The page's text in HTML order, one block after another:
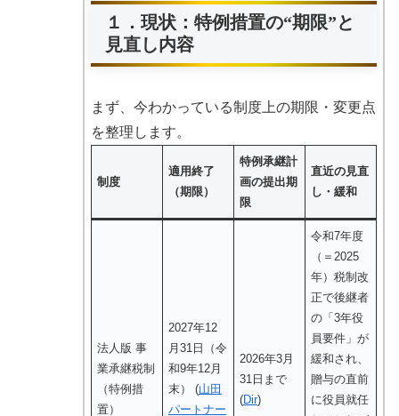
１．現状：特例措置の“期限”と
見直し内容
まず、今わかっている制度上の期限・変更点
を整理します。
制度
適用終了
（期限）
特例承継計
画の提出期
限
直近の見直
し・緩和
法人版 事
業承継税制
（特例措
置）
2027年12
月31日（令
和9年12月
末） (山田
パートナー
2026年3月
31日まで
(Dir)
令和7年度
（＝2025
年）税制改
正で後継者
の「3年役
員要件」が
緩和され、
贈与の直前
に役員就任